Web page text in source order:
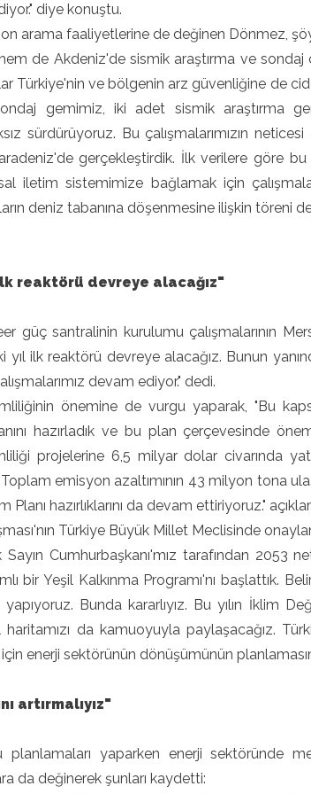
diye konuştu.
arama faaliyetlerine de değinen Dönmez,
de Akdeniz'de sismik araştırma ve sondaj
Türkiye'nin ve bölgenin arz güvenliğine de
gemimiz, iki adet sismik araştırma
sürdürüyoruz. Bu çalışmalarımızın
gerçekleştirdik. İlk verilere göre
iletim sistemimize bağlamak için
deniz tabanına döşenmesine ilişkin töreni
reaktörü devreye alacağız"
güç santralinin kurulumu çalışmalarının
yıl ilk reaktörü devreye alacağız. Bunun
devam ediyor." dedi.
önemine de vurgu yaparak, "Bu
hazırladık ve bu plan çerçevesinde
projelerine 6,5 milyar dolar civarında
emisyon azaltımının 43 milyon tona
Planı hazırlıklarını da devam ettiriyoruz."
Türkiye Büyük Millet Meclisinde
Cumhurbaşkanı'mız tarafından 2053
bir Yeşil Kalkınma Programı'nı başlattık.
Bunda kararlıyız. Bu yılın İklim
da kamuoyuyla paylaşacağız.
enerji sektörünün dönüşümünün
artırmalıyız"
planlamaları yaparken enerji sektöründe
da değinerek şunları kaydetti: